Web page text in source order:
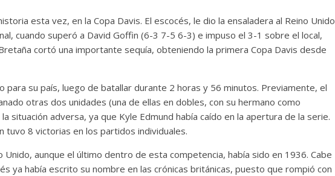
esta vez, en la Copa Davis. El escocés, le dio la ensaladera al Reino Unido
cuando superó a David Goffin (6-3 7-5 6-3) e impuso el 3-1 sobre el local,
cortó una importante sequía, obteniendo la primera Copa Davis desde
para su país, luego de batallar durante 2 horas y 56 minutos. Previamente, el
otras dos unidades (una de ellas en dobles, con su hermano como
situación adversa, ya que Kyle Edmund había caído en la apertura de la serie.
tuvo 8 victorias en los partidos individuales.
Unido, aunque el último dentro de esta competencia, había sido en 1936. Cabe
ya había escrito su nombre en las crónicas británicas, puesto que rompió con